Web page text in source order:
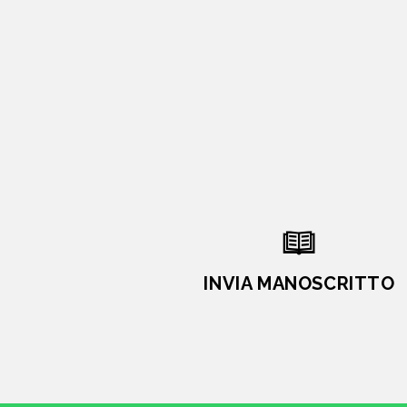
INVIA MANOSCRITTO